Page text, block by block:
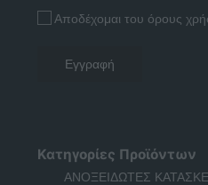
Αποδέχομαι του όρους
Κατηγορίες Προϊόντων
ΑΝΟΞΕΙΔΩΤΕΣ